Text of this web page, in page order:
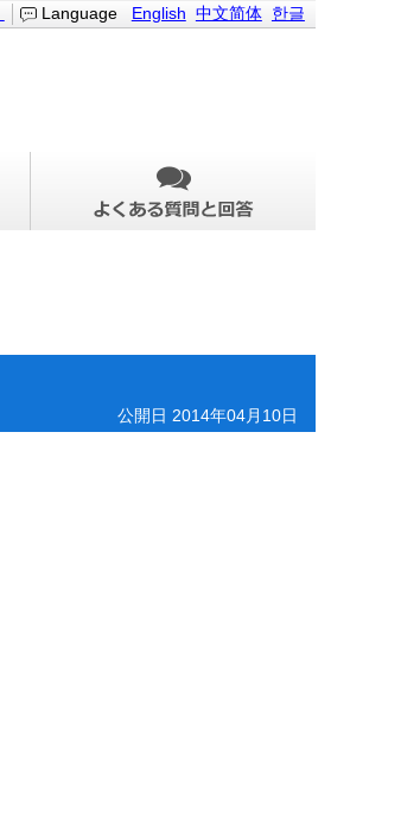
Language English 中文简体 한글
公開日 2014年04月10日